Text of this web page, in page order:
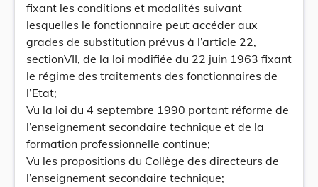
fixant les conditions et modalités suivant
lesquelles le fonctionnaire peut accéder aux
grades de substitution prévus à l’article 22,
sectionVII, de la loi modifiée du 22 juin 1963 fixant
le régime des traitements des fonctionnaires de
l’Etat;
Vu la loi du 4 septembre 1990 portant réforme de
l’enseignement secondaire technique et de la
formation professionnelle continue;
Vu les propositions du Collège des directeurs de
l’enseignement secondaire technique;